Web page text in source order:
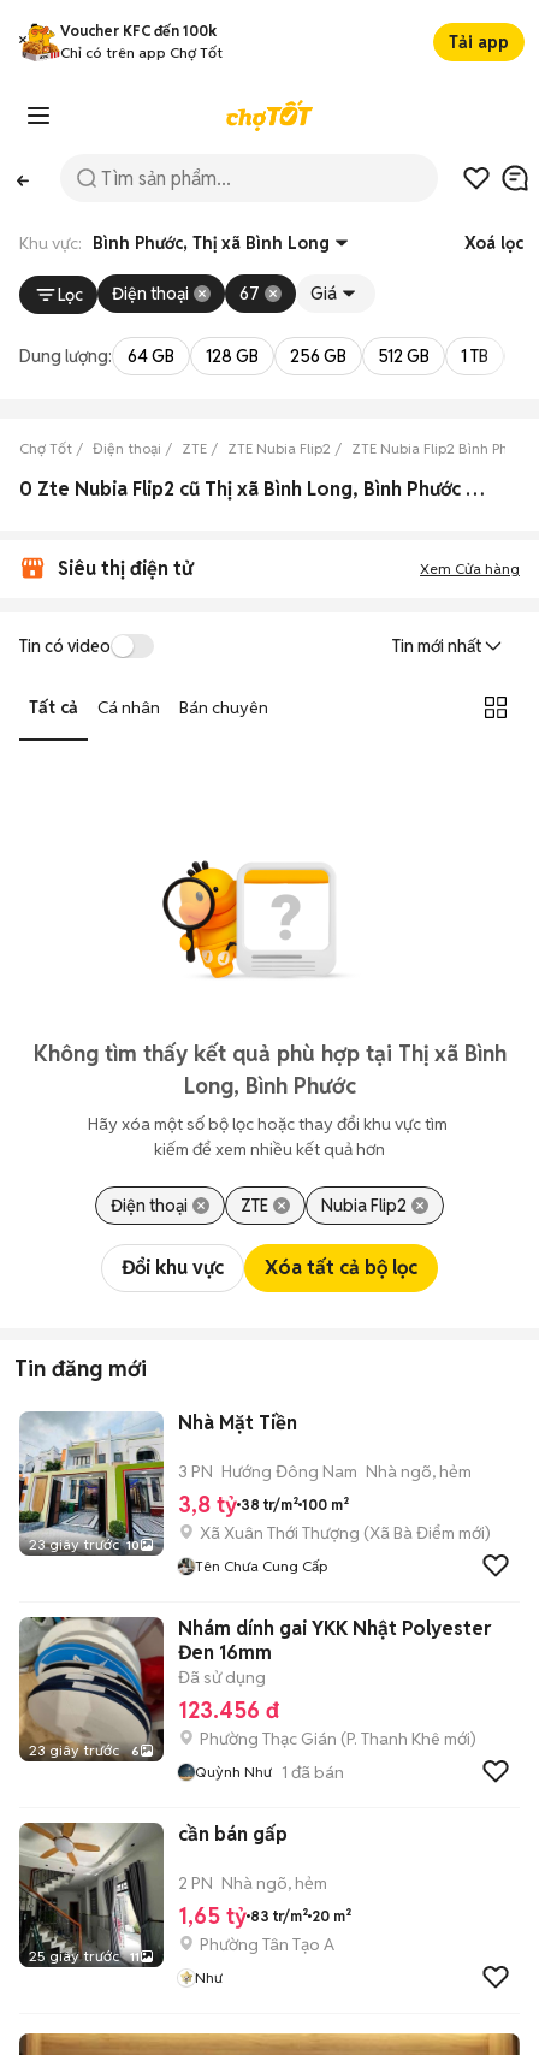
Voucher KFC đến 100k
Chỉ có trên app Chợ Tốt
Tải app
Khu vực: Bình Phước, Thị xã Bình Long Xoá lọc
Lọc Điện thoại 67 Giá
Dung lượng: 64 GB 128 GB 256 GB 512 GB 1 TB
Chợ Tốt Điện thoại ZTE ZTE Nubia Flip2 ZTE Nubia Flip2 Bình Phước
0 Zte Nubia Flip2 cũ Thị xã Bình Long, Bình Phước đẹp
Siêu thị điện tử Xem Cửa hàng
Tin có video Tin mới nhất
Tất cả Cá nhân Bán chuyên
Không tìm thấy kết quả phù hợp tại Thị xã Bình
Long, Bình Phước
Hãy xóa một số bộ lọc hoặc thay đổi khu vực tìm
kiếm để xem nhiều kết quả hơn
Điện thoại ZTE Nubia Flip2
Đổi khu vực Xóa tất cả bộ lọc
Tin đăng mới
23 giây trước 10
Nhà Mặt Tiền
3 PN Hướng Đông Nam Nhà ngõ, hẻm
3,8 tỷ 38 tr/m² 100 m²
Xã Xuân Thới Thượng (Xã Bà Điểm mới)
Tên Chưa Cung Cấp
23 giây trước 6
Nhám dính gai YKK Nhật Polyester
Đen 16mm
Đã sử dụng
123.456 đ
Phường Thạc Gián (P. Thanh Khê mới)
Quỳnh Như 1 đã bán
25 giây trước 11
cần bán gấp
2 PN Nhà ngõ, hẻm
1,65 tỷ 83 tr/m² 20 m²
Phường Tân Tạo A
Như